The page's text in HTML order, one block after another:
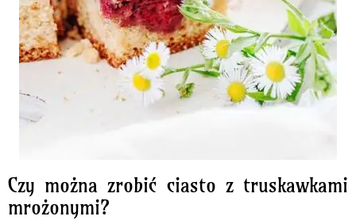
Czy można zrobić ciasto z truskawkami
mrożonymi?